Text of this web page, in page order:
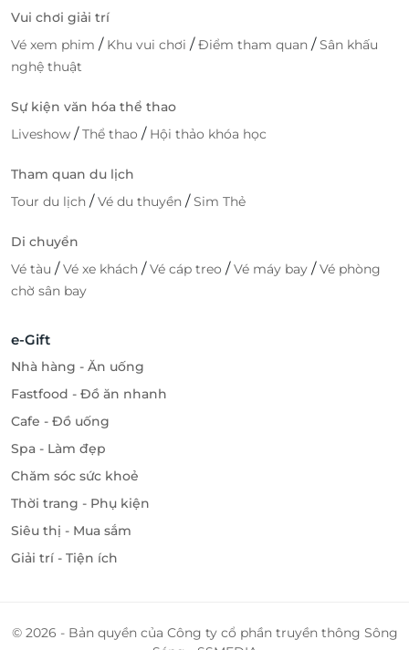
Vui chơi giải trí
Vé xem phim / Khu vui chơi /Điểm tham quan /Sân khấu
nghệ thuật
Sự kiện văn hóa thể thao
Liveshow /Thể thao / Hội thảo khóa học
Tham quan du lịch
Tour du lịch /Vé du thuyền /Sim Thẻ
Di chuyển
Vé tàu /Vé xe khách /Vé cáp treo /Vé máy bay /Vé phòng
chờ sân bay
e-Gift
Nhà hàng - Ăn uống
Fastfood - Đồ ăn nhanh
Cafe - Đồ uống
Spa - Làm đẹp
Chăm sóc sức khoẻ
Thời trang - Phụ kiện
Siêu thị - Mua sắm
Giải trí - Tiện ích
© 2026 - Bản quyền của Công ty cổ phần truyền thông Sông